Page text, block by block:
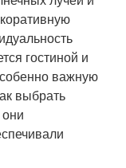
гостиной и
важную
выбрать